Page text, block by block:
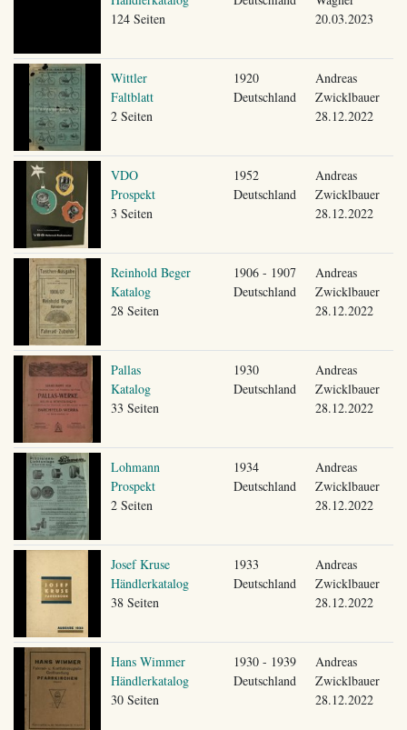
124 Seiten
20.03.2023
Wittler
Faltblatt
2 Seiten
1920
Deutschland
Andreas
Zwicklbauer
28.12.2022
VDO
Prospekt
3 Seiten
1952
Deutschland
Andreas
Zwicklbauer
28.12.2022
Reinhold Beger
Katalog
28 Seiten
1906 - 1907
Deutschland
Andreas
Zwicklbauer
28.12.2022
Pallas
Katalog
33 Seiten
1930
Deutschland
Andreas
Zwicklbauer
28.12.2022
Lohmann
Prospekt
2 Seiten
1934
Deutschland
Andreas
Zwicklbauer
28.12.2022
Josef Kruse
Händlerkatalog
38 Seiten
1933
Deutschland
Andreas
Zwicklbauer
28.12.2022
Hans Wimmer
Händlerkatalog
30 Seiten
1930 - 1939
Deutschland
Andreas
Zwicklbauer
28.12.2022